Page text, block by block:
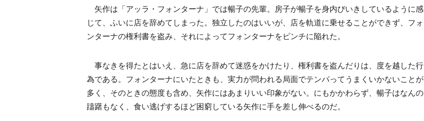
矢作は「アッラ・フォンターナ」では暢子の先輩。房子が暢子を身内びいきしているように感
じて、ふいに店を辞めてしまった。独立したのはいいが、店を軌道に乗せることができず、フォ
ンターナの権利書を盗み、それによってフォンターナをピンチに陥れた。
事なきを得たとはいえ、急に店を辞めて迷惑をかけたり、権利書を盗んだりは、度を越した行
為である。フォンターナにいたときも、実力が問われる局面でテンパってうまくいかないことが
多く、そのときの態度も含め、矢作にはあまりいい印象がない。にもかかわらず、暢子はなんの
躊躇もなく、食い逃げするほど困窮している矢作に手を差し伸べるのだ。